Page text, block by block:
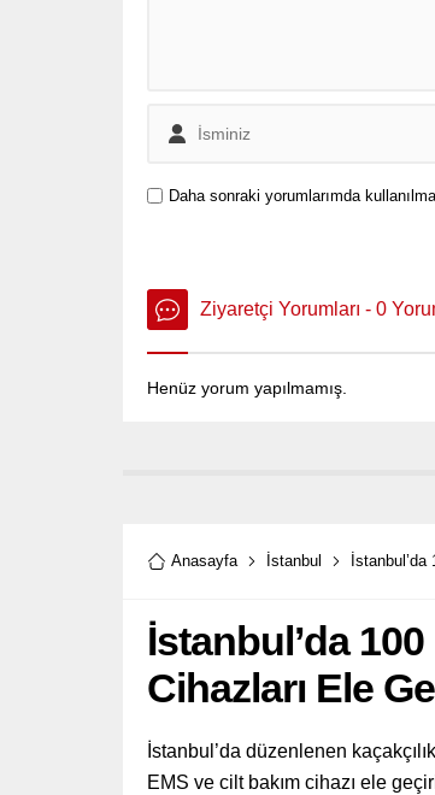
Daha sonraki yorumlarımda
Ziyaretçi Yorumları - 0
Henüz yorum yapılmamış.
Anasayfa İstanbul
İstanbul’da
Cihazları Ele
İstanbul’da düzenlenen
EMS ve cilt bakım cihazı ele